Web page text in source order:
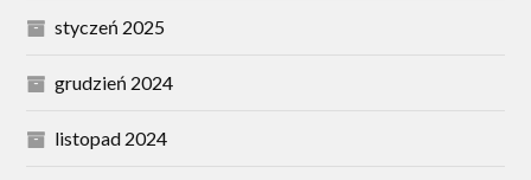
styczeń 2025
grudzień 2024
listopad 2024